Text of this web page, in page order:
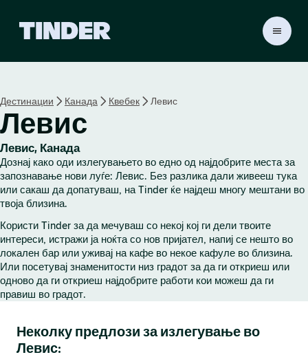
r
e
Дестинации Канада Квебек Левис
Левис
Левис, Канада
Дознај како оди излегувањето во едно од најдобрите места за
запознавање нови луѓе: Левис. Без разлика дали живееш тука
или сакаш да допатуваш, на Tinder ќе најдеш многу мештани во
твоја близина.
Користи Tinder за да мечуваш со некој кој ги дели твоите
интереси, истражи ја ноќта со нов пријател, напиј се нешто во
локален бар или уживај на кафе во некое кафуле во близина.
Или посетувај знаменитости низ градот за да ги откриеш или
одново да ги откриеш најдобрите работи кои можеш да ги
правиш во градот.
Неколку предлози за излегување во
Левис: